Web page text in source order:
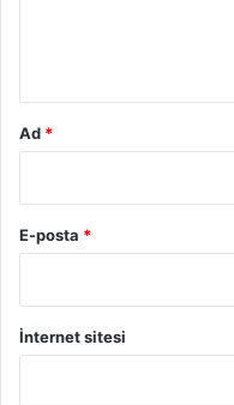
Ad *
E-posta *
İnternet sitesi